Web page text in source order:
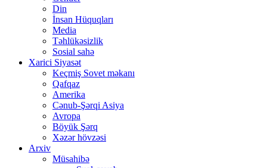
Din
İnsan Hüquqları
Media
Təhlükəsizlik
Sosial sahə
Xarici Siyasət
Keçmiş Sovet məkanı
Qafqaz
Amerika
Cənub-Şərqi Asiya
Avropa
Böyük Şərq
Xəzər hövzəsi
Arxiv
Müsahibə